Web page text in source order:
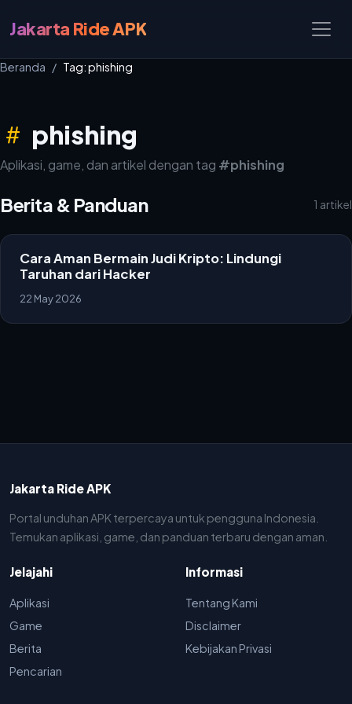
Jakarta Ride APK
Beranda Tag: phishing
phishing
Aplikasi, game, dan artikel dengan tag #phishing
Berita & Panduan 1 artikel
Cara Aman Bermain Judi Kripto: Lindungi
Taruhan dari Hacker
22 May 2026
Jakarta Ride APK
Portal unduhan APK terpercaya untuk pengguna Indonesia.
Temukan aplikasi, game, dan panduan terbaru dengan aman.
Jelajahi
Aplikasi
Game
Berita
Pencarian
Informasi
Tentang Kami
Disclaimer
Kebijakan Privasi